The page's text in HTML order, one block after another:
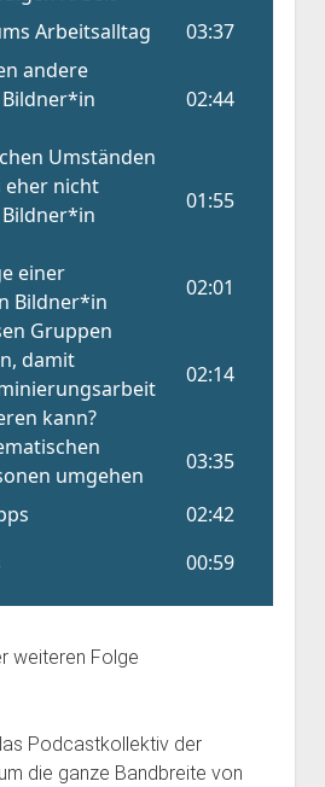
weiteren Folge
Podcastkollektiv der
die ganze Bandbreite von